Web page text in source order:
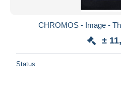
CHROMOS - Image -
±
Status